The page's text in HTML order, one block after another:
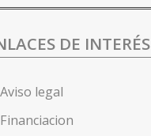
DE INTERÉS
Aviso legal
Financiacion